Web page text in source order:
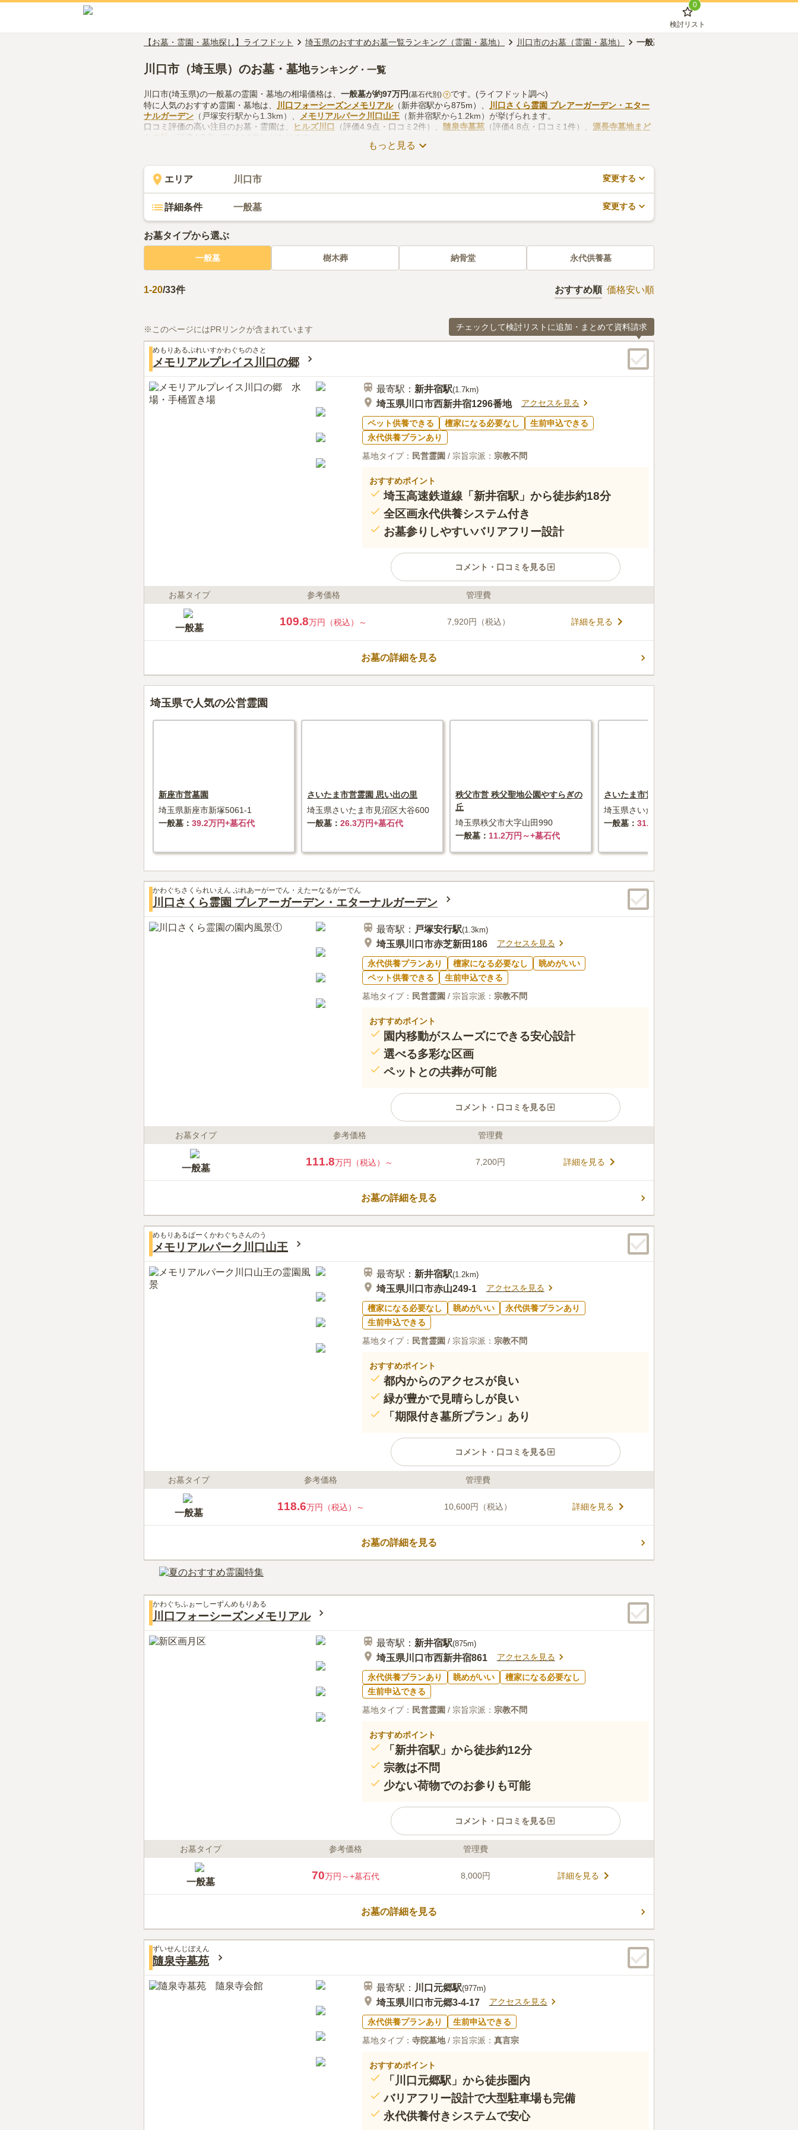
0
検討リスト
【お墓・霊園・墓地探し】ライフドット 埼玉県のおすすめお墓一覧ランキング（霊園・墓地） 川口市のお墓（霊園・墓地） 一般墓
川口市（埼玉県）のお墓・墓地ランキング・一覧
川口市(埼玉県)の一般墓の霊園・墓地の相場価格は、 一般墓が約97万円(墓石代別) ? です。(ライフドット調べ)
特に人気のおすすめ霊園・墓地は、
川口フォーシーズンメモリアル（新井宿駅から875m）、
川口さくら霊園 プレアーガーデン・エター
ナルガーデン （戸塚安行駅から1.3km）、 メモリアルパーク川口山王 （新井宿駅から1.2km）が挙げられます。
口コミ評価の高い注目のお墓・霊園は、
ヒルズ川口 （評価4.9点・口コミ2件）、 隨泉寺墓苑 （評価4.8点・口コミ1件）、 源長寺墓地まど
かの杜
川口市(埼玉県)で一般墓の霊園・墓地のお墓探しをする際は、自宅からの交通アクセスを確認しつつ、法要施設や管理事務所などの設備
てみてください。
もっと見る
エリア 川口市 変更する
詳細条件 一般墓 変更する
お墓タイプから選ぶ
一般墓 樹木葬 納骨堂 永代供養墓
1-20/33件 おすすめ順 価格安い順
※このページにはPRリンクが含まれています チェックして検討リストに追加・まとめて資料請求
めもりあるぷれいすかわぐちのさと
メモリアルプレイス川口の郷
最寄駅： 新井宿駅(1.7km)
埼玉県川口市西新井宿1296番地 アクセスを見る
ペット供養できる 檀家になる必要なし
生前申込できる
永代供養プランあり
墓地タイプ： 民営霊園 / 宗旨宗派： 宗教不問
おすすめポイント
埼玉高速鉄道線「新井宿駅」から徒歩約18分
全区画永代供養システム付き
お墓参りしやすいバリアフリー設計
コメント・口コミを見る
ライフドット編集部のコメント
から徒歩約18分、国際興業バス 「石神下」バス停から徒歩7分
の明るい雰囲気が魅力のガーデニング霊園です。 宗教は不問、
生前申し込み可能、ペットも埋葬可能で、だれでも安心して利
用することができます。リーズナブルな価格設定もポイントで
す。
霊園の門の前には造園屋さんのがありここで仏花と線香が買えます。
お墓タイプ 参考価格 管理費
一般墓
109.8万円（税込）～ 7,920円（税込） 詳細を見る
お墓の詳細を見る
埼玉県で人気の公営霊園
新座市営墓園
埼玉県新座市新塚5061-1
一般墓
39.2万円+墓石代
さいたま市営霊園 思い出の里
埼玉県さいたま市見沼区大谷600
一般墓
26.3万円+墓石代
秩父市営 秩父聖地公園やすらぎの
丘
埼玉県秩父市大字山田990
一般墓
11.2万円～+墓石代
さいたま市営 青山苑墓地
埼玉県さいたま市緑区中野田1030
一般墓
31.5万円+墓石代
かわぐちさくられいえん ぷれあーがーでん・えたーなるがーでん
川口さくら霊園 プレアーガーデン・エターナルガーデン
最寄駅： 戸塚安行駅(1.3km)
埼玉県川口市赤芝新田186 アクセスを見る
永代供養プランあり 檀家になる必要なし
眺めがいい
ペット供養できる
生前申込できる
墓地タイプ： 民営霊園 / 宗旨宗派： 宗教不問
おすすめポイント
園内移動がスムーズにできる安心設計
選べる多彩な区画
ペットとの共葬が可能
コメント・口コミを見る
ライフドット編集部のコメント
口さくら霊園永遠の杜」の第2期新規区画として平成29年3月誕
生した埼玉県川口市にある公園型の霊園です。 四季を彩る美し
い花木に囲まれ、園内には緑豊かな潤いなど季節ごとに楽しめ
る花や木も植えられています。 供養形態としては一般墓地のほ
かに永代供養墓「悠久の碑」や樹木葬墓地「聖」があります。
デザイン墓石の建立もできるので、こだわりのある墓石を建て
霊園の中にお花やお線香を売っている売店があるのでとても便
利である。また、自家用車で行くので持っていくのも苦にならない。食
事処も移動が楽なので何処でも行ける。
お墓タイプ 参考価格 管理費
一般墓
111.8万円（税込）～ 7,200円 詳細を見る
お墓の詳細を見る
めもりあるぱーくかわぐちさんのう
メモリアルパーク川口山王
最寄駅： 新井宿駅(1.2km)
埼玉県川口市赤山249-1 アクセスを見る
檀家になる必要なし 眺めがいい
永代供養プランあり
生前申込できる
墓地タイプ： 民営霊園 / 宗旨宗派： 宗教不問
おすすめポイント
都内からのアクセスが良い
緑が豊かで見晴らしが良い
「期限付き墓所プラン」あり
コメント・口コミを見る
ライフドット編集部のコメント
もしっかり行き届いている霊園です。園内の墓所には供花スペ
ースを設けることでガーデニングのような華やかさを演出。ま
た全区画がゆとり墓所なのでゆっくりお参りすることができま
す。 花と緑が豊かで、見晴らしの良い公園のような霊園で、や
すらぎを演出してくれる供花スペースも用意されています。管
40代男性
墓地の管理事務所に花や線香を売っているので不便はないが、
近くにそれらを販売している店舗はないため、管理事務所で買わざるを
得ない。花は1000円、線香は100円。食事ができる場所は歩いて行ける
距離にはないので、車で5分ほど行ったところを利用。
お墓タイプ 参考価格 管理費
一般墓
118.6万円（税込）～ 10,600円（税込） 詳細を見る
お墓の詳細を見る
かわぐちふぉーしーずんめもりある
川口フォーシーズンメモリアル
最寄駅： 新井宿駅(875m)
埼玉県川口市西新井宿861 アクセスを見る
永代供養プランあり 眺めがいい
檀家になる必要なし
生前申込できる
墓地タイプ： 民営霊園 / 宗旨宗派： 宗教不問
おすすめポイント
「新井宿駅」から徒歩約12分
宗教は不問
少ない荷物でのお参りも可能
コメント・口コミを見る
ライフドット編集部のコメント
な自然に囲まれた、恒久のやすらぎの地にふさわしい都市型公
園墓地です。景観の美しさが魅力で、第一期は人気を集めて完
売。この度、二期の区画がオープンしました。 豊かな自然に囲
まれた環境の中にある霊園です。霊園のデザインはガーデニン
グ庭園のようになっています。園内には噴水やバーゴラがあり
ます。園内の植栽は和と洋がうまく融合した配置です。レンガ
づくりのような花壇もあり、霊園全体の雰囲気はモダンです。
墓石の種類やデザインは自由に選ぶことができます。墓石にこ
だわりたいと考えている方におすすめです。
霊園内でお花、お線香が買える程度。葬祭やさんは目の前にあ
ります。食事などは近くの国道沿いで探すこととなり、やはりクルマで
訪れるのが前提ってことでしょう。
お墓タイプ 参考価格 管理費
一般墓
70万円～+墓石代 8,000円 詳細を見る
お墓の詳細を見る
ずいせんじぼえん
隨泉寺墓苑
最寄駅： 川口元郷駅(977m)
埼玉県川口市元郷3-4-17 アクセスを見る
永代供養プランあり
生前申込できる
墓地タイプ： 寺院墓地/ 宗旨宗派： 真言宗
おすすめポイント
「川口元郷駅」から徒歩圏内
バリアフリー設計で大型駐車場も完備
永代供養付きシステムで安心